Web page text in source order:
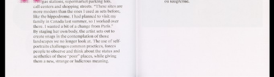
images
Nombre de
1 vol. (non paginé)
31 x 23 cm
Français, Anglais